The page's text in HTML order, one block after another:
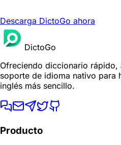
Descarga DictoGo ahora
DictoGo
Ofreciendo diccionario
soporte de idioma nativo para
inglés más sencillo.
Producto